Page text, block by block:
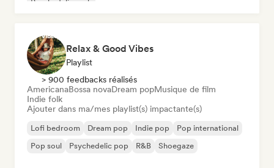
Psychedelic rock
Relax & Good Vibes
Playlist
> 900 feedbacks réalisés
AmericanaBossa novaDream popMusique de film
Indie folk
Ajouter dans ma/mes playlist(s) impactante(s)
Lofi bedroom Dream pop Indie pop
Pop international
Pop soul
Psychedelic pop R&B Shoegaze